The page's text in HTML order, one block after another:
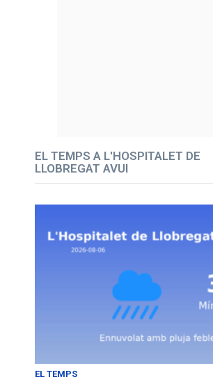
EL TEMPS A L'HOSPITALET DE
LLOBREGAT AVUI
EL TEMPS